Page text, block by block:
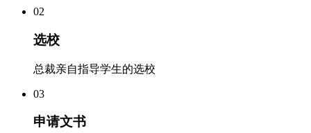
02
选校
总裁亲自指导学生的选校
03
申请文书